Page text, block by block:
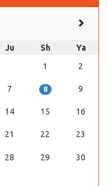
Ju Sh
Ya
1
2
7 8 9
14 15 16
21 22 23
28 29 30